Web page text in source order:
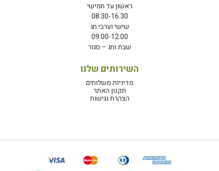
ראשון עד חמישי
08:30-16:30
שישי וערבי חג
09:00-12:00
שבת וחג – סגור
השירותים שלנו
מדיניות משלוחים
תקנון האתר
הצהרת נגישות